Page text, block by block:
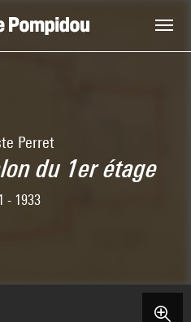
Perret
du 1er étage
- 1933